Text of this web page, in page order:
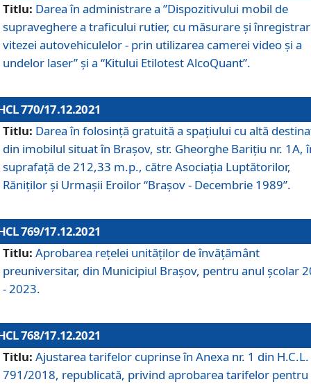
Titlu: Darea în administrare a ”Dispozitivului mobil de
supraveghere a traficului rutier, cu măsurare și
vitezei autovehiculelor - prin utilizarea camerei video și a
undelor laser” și a “Kitului Etilotest AlcoQuant”.
770/17.12.2021
Titlu: Darea în folosinţă gratuită a spaţiului cu altă
din imobilul situat în Braşov, str. Gheorghe Bariţiu nr. 1A,
suprafaţă de 212,33 m.p., către Asociaţia Luptătorilor,
Răniţilor şi Urmaşii Eroilor “Braşov - Decembrie 1989”.
769/17.12.2021
Titlu: Aprobarea reţelei unităţilor de învăţământ
preuniversitar, din Municipiul Braşov, pentru anul şcolar
- 2023.
768/17.12.2021
Titlu: Ajustarea tarifelor cuprinse în Anexa nr. 1 din H.C.L.
791/2018, republicată, privind aprobarea tarifelor pentru